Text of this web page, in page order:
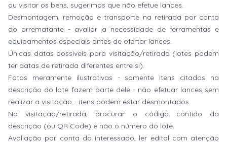
ou visitar os bens, sugerimos que não efetue lances.
Desmontagem, remoção e transporte na retirada por conta
do arrematante - avaliar a necessidade de ferramentas e
equipamentos especiais antes de ofertar lances.
Únicas datas possíveis para visitação/retirada (lotes podem
ter datas de retirada diferentes entre si).
Fotos meramente ilustrativas - somente itens citados na
descrição do lote fazem parte dele - não efetuar lances sem
realizar a visitação - itens podem estar desmontados.
Na visitação/retirada, procurar o código contido da
descrição (ou QR Code) e não o número do lote.
Avaliação por conta do interessado, ler edital com atenção